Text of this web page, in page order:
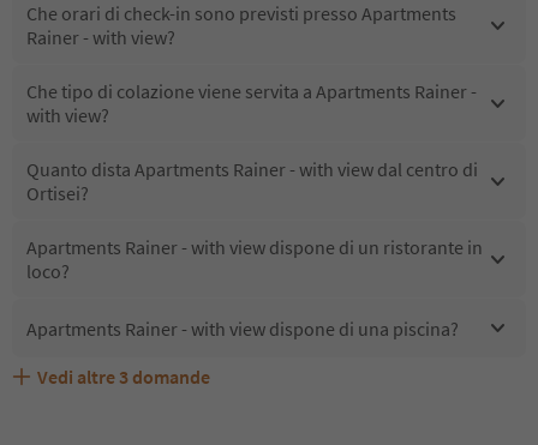
Che orari di check-in sono previsti presso Apartments
Rainer - with view?
Che tipo di colazione viene servita a Apartments Rainer -
with view?
Quanto dista Apartments Rainer - with view dal centro di
Ortisei?
Apartments Rainer - with view dispone di un ristorante in
loco?
Apartments Rainer - with view dispone di una piscina?
Apartments Rainer - with view accetta animali domestici?
Quali servizi/attività sono disponibili presso Apartments
Gli ospiti di Apartments Rainer - with view ricevono l'Alto
Vedi altre 3 domande